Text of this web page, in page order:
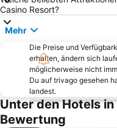
Casino Resort?
Mehr
Die Preise und
erhalten, ändern sich
möglicherweise nicht
Du auf trivago gesehen
landest.
Unter den Hotels
Bewertung